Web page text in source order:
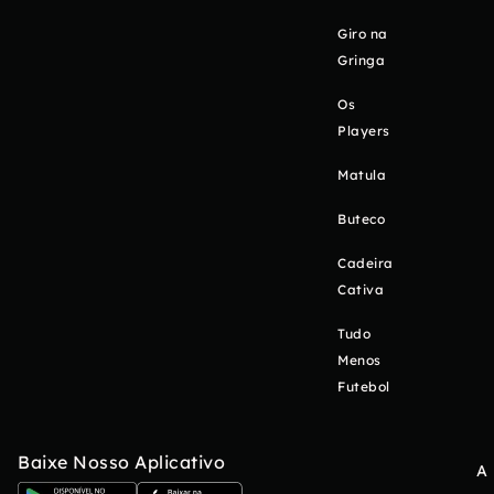
Giro na
Gringa
Os
Players
Matula
Buteco
Cadeira
Cativa
Tudo
Menos
Futebol
Baixe Nosso Aplicativo
A